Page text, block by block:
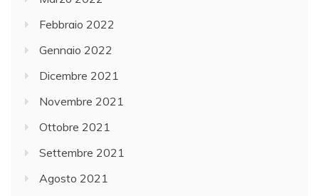
Febbraio 2022
Gennaio 2022
Dicembre 2021
Novembre 2021
Ottobre 2021
Settembre 2021
Agosto 2021